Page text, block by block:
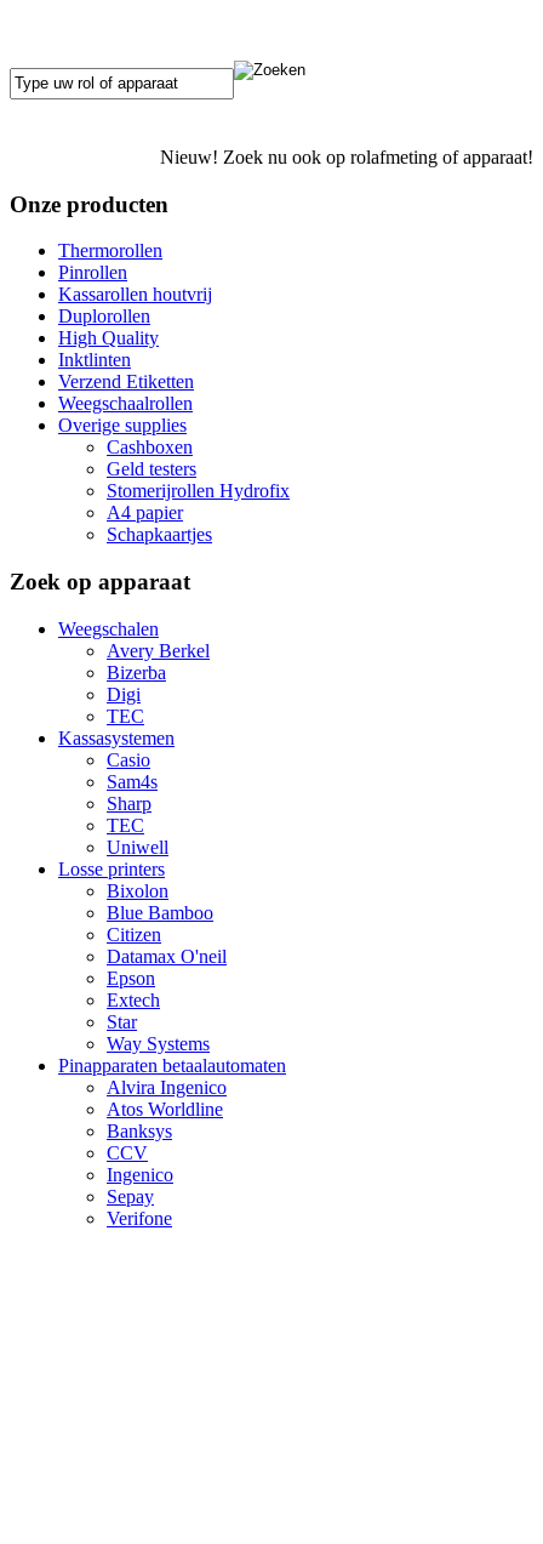
Nieuw! Zoek nu ook op rolafmeting of apparaat!
Onze producten
Thermorollen
Pinrollen
Kassarollen houtvrij
Duplorollen
High Quality
Inktlinten
Verzend Etiketten
Weegschaalrollen
Overige supplies
Cashboxen
Geld testers
Stomerijrollen Hydrofix
A4 papier
Schapkaartjes
Zoek op apparaat
Weegschalen
Avery Berkel
Bizerba
Digi
TEC
Kassasystemen
Casio
Sam4s
Sharp
TEC
Uniwell
Losse printers
Bixolon
Blue Bamboo
Citizen
Datamax O'neil
Epson
Extech
Star
Way Systems
Pinapparaten betaalautomaten
Alvira Ingenico
Atos Worldline
Banksys
CCV
Ingenico
Sepay
Verifone